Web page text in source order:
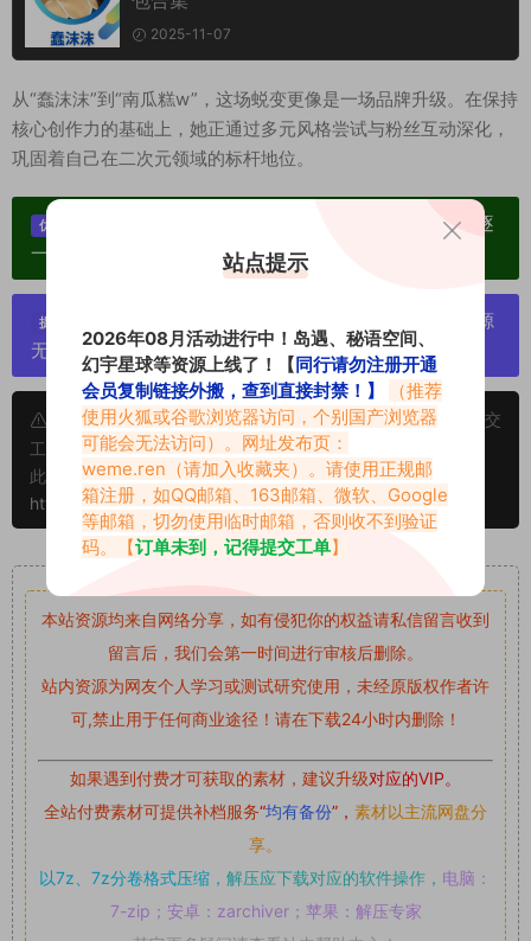
2025-11-07
从“蠢沫沫”到“南瓜糕w”，这场蜕变更像是一场品牌升级。在保持
核心创作力的基础上，她正通过多元风格尝试与粉丝互动深化，
巩固着自己在二次元领域的标杆地位。
优势：
单个博主作品统一整合分享、素材高度去重复、逐
一归档方便收藏！
提示：
严禁搬运资源链接，一经发现封号处理，素材资源
无露点、需求请绕道，关闭本站网页！
申明：本文资源均来源网友分享，若侵犯了您的权限可以提交
工单处理。
此外本文章皆属于原创文章，转载请注明出处！原文链接：
https://www.abcjyw.com/17818.html
重要声明
本站资源均来自网络分享，如有侵犯你的权益请私信留言收到
留言后，我们会第一时间进行审核后删除。
站内资源为网友个人学习或测试研究使用，未经原版权作者许
可,禁止用于任何商业途径！请在下载24小时内删除！
如果遇到付费才可获取的素材，建议升级对应的VIP。
全站付费素材可提供补档服务“均有备份”， 素材以主流网盘分
享。
以7z、7z分卷格式压缩， 解压应下载对应的软件操作， 电脑：
7-zip；安卓：zarchiver；苹果：解压专家
站点提示
2026年08月活动进行中！岛遇、秘语空间、
幻宇星球等资源上线了！【同行请勿注册开通
会员复制链接外搬，查到直接封禁！】
（推荐
使用火狐或谷歌浏览器访问，个别国产浏览器
可能会无法访问）。网址发布页：
weme.ren （请加入收藏夹）。请使用正规邮
箱注册，如QQ邮箱、163邮箱、微软、Google
等邮箱，切勿使用临时邮箱，否则收不到验证
码。【订单未到，记得提交工单】